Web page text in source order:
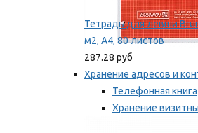
Тетрадь для левши
м2, А4, 80 листов
287.28 руб
Хранение адресов и
Телефонная книга
Хранение